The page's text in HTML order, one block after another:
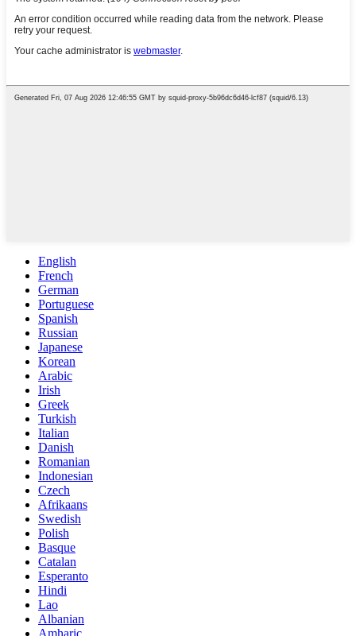
English
French
German
Portuguese
Spanish
Russian
Japanese
Korean
Arabic
Irish
Greek
Turkish
Italian
Danish
Romanian
Indonesian
Czech
Afrikaans
Swedish
Polish
Basque
Catalan
Esperanto
Hindi
Lao
Albanian
Amharic